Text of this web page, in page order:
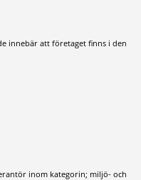
innebär att företaget finns i den
inom kategorin; miljö- och